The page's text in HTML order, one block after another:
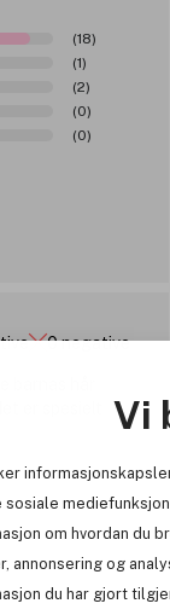
Vi
sosiale
om hvordan du
annonsering og
du har gjort
(18)
(1)
(2)
(0)
(0)
0 negative
hår
er spesielt